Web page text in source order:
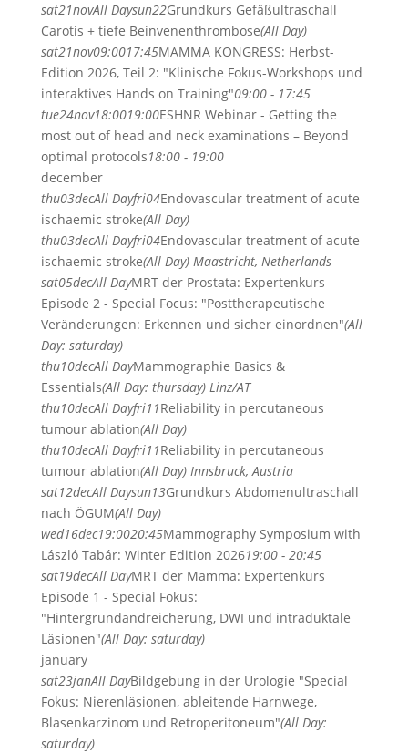
sat21novAll Daysun22Grundkurs Gefäßultraschall
Carotis + tiefe Beinvenenthrombose(All Day)
sat21nov09:0017:45MAMMA KONGRESS: Herbst-
Edition 2026, Teil 2: "Klinische Fokus-Workshops und
interaktives Hands on Training"09:00 - 17:45
tue24nov18:0019:00ESHNR Webinar - Getting the
most out of head and neck examinations – Beyond
optimal protocols18:00 - 19:00
december
thu03decAll Dayfri04Endovascular treatment of acute
ischaemic stroke(All Day)
thu03decAll Dayfri04Endovascular treatment of acute
ischaemic stroke(All Day) Maastricht, Netherlands
sat05decAll DayMRT der Prostata: Expertenkurs
Episode 2 - Special Focus: "Posttherapeutische
Veränderungen: Erkennen und sicher einordnen"(All
Day: saturday)
thu10decAll DayMammographie Basics &
Essentials(All Day: thursday) Linz/AT
thu10decAll Dayfri11Reliability in percutaneous
tumour ablation(All Day)
thu10decAll Dayfri11Reliability in percutaneous
tumour ablation(All Day) Innsbruck, Austria
sat12decAll Daysun13Grundkurs Abdomenultraschall
nach ÖGUM(All Day)
wed16dec19:0020:45Mammography Symposium with
László Tabár: Winter Edition 202619:00 - 20:45
sat19decAll DayMRT der Mamma: Expertenkurs
Episode 1 - Special Fokus:
"Hintergrundandreicherung, DWI und intraduktale
Läsionen"(All Day: saturday)
january
sat23janAll DayBildgebung in der Urologie "Special
Fokus: Nierenläsionen, ableitende Harnwege,
Blasenkarzinom und Retroperitoneum"(All Day:
saturday)